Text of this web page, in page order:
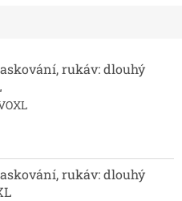
rukáv: dlouhý
rukáv: dlouhý